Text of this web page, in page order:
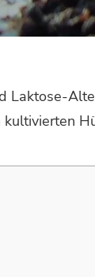
Laktose-